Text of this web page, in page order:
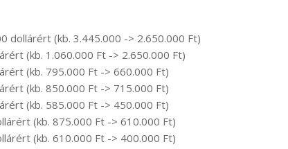
dollárért (kb. 3.445.000 -> 2.650.000 Ft)
(kb. 1.060.000 Ft -> 2.650.000 Ft)
(kb. 795.000 Ft -> 660.000 Ft)
(kb. 850.000 Ft -> 715.000 Ft)
(kb. 585.000 Ft -> 450.000 Ft)
(kb. 875.000 Ft -> 610.000 Ft)
(kb. 610.000 Ft -> 400.000 Ft)